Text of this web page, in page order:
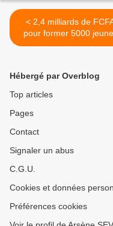
< 2,4 milliards de FCFA
pour former 5000 jeunes
gabonais aux TIC
Hébergé par Overblog
Top articles
Pages
Contact
Signaler un abus
C.G.U.
Cookies et données
Préférences cookies